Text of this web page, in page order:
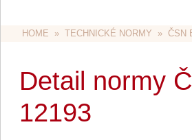
HOME
  »
TECHNICKÉ NORMY
»  ČSN
Detail normy
12193